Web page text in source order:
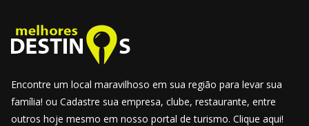
Encontre um local maravilhoso em sua região para levar sua
família! ou Cadastre sua empresa, clube, restaurante, entre
outros hoje mesmo em nosso portal de turismo. Clique aqui!